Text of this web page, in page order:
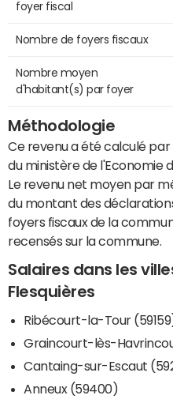
foyer fiscal
Nombre de foyers fiscaux
Nombre moyen
d'habitant(s) par foyer
Méthodologie
Ce revenu a été calculé
du ministère de l'Economie
Le revenu net moyen par
du montant des
foyers fiscaux de la
recensés sur la commune.
Salaires dans les
Flesquières
Ribécourt-la-Tour
Graincourt-lès-
Cantaing-sur-Escaut
Anneux (59400)